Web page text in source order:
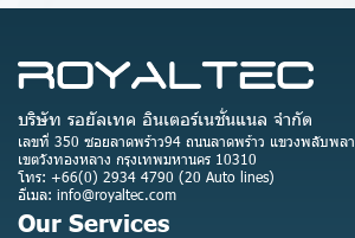
บริษัท รอยัลเทค อินเตอร์เนชั่นแนล จำกัด
เลขที่ 350 ซอยลาดพร้าว94 ถนนลาดพร้าว แขวงพลับพลา
เขตวังทองหลาง กรุงเทพมหานคร 10310
โทร: +66(0) 2934 4790 (20 Auto lines)
อีเมล: info@royaltec.com
Our Services